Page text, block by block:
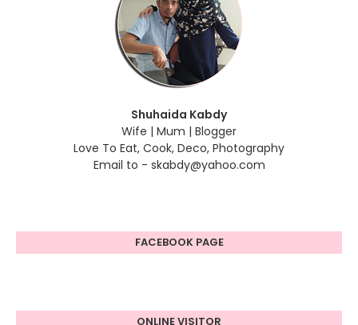
Shuhaida Kabdy
Wife | Mum | Blogger
Love To Eat, Cook, Deco, Photography
Email to - skabdy@yahoo.com
FACEBOOK PAGE
ONLINE VISITOR